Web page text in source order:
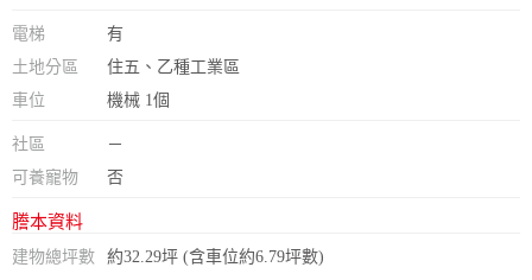
電梯
有
土地分區
住五、乙種工業區
車位
機械 1個
社區
－
可養寵物
否
謄本資料
建物總坪數
約32.29坪 (含車位約6.79坪數)